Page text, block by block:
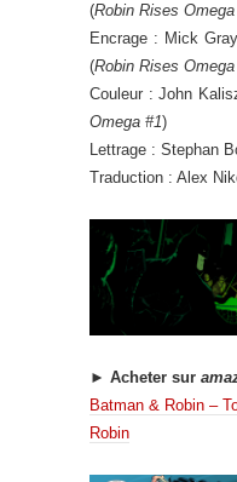
(Robin Rises Omega
Encrage : Mick
(Robin Rises Omega
Couleur : John
Omega #1)
Lettrage : Stephan
Traduction : Alex
► Acheter sur
Batman & Robin –
Robin